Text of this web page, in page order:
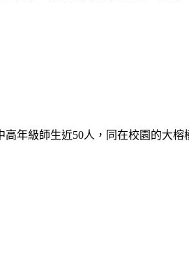
年級師生近50人，同在校園的大榕